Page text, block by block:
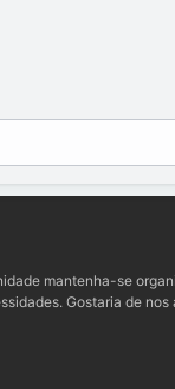
mantenha-se
Gostaria de nos